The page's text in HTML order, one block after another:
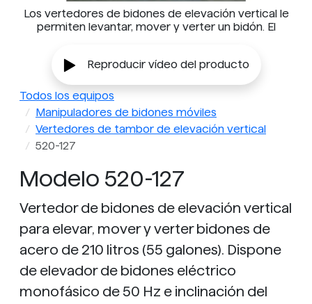
Los vertedores de bidones de elevación vertical le
permiten levantar, mover y verter un bidón. El
Reproducir vídeo del producto
Todos los equipos
Manipuladores de bidones móviles
Vertedores de tambor de elevación vertical
520-127
Modelo 520-127
Vertedor de bidones de elevación vertical
para elevar, mover y verter bidones de
acero de 210 litros (55 galones). Dispone
de elevador de bidones eléctrico
monofásico de 50 Hz e inclinación del